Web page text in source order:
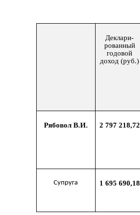
Деклари-
рованный
годовой
доход (руб.)
Рябовол В.И. 2 797 218,72
Супруга 1 695 690,18